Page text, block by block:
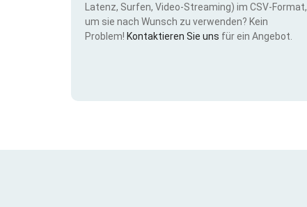
Latenz, Surfen, Video-Streaming) im CSV-Format,
um sie nach Wunsch zu verwenden? Kein
Problem! Kontaktieren Sie uns für ein Angebot.